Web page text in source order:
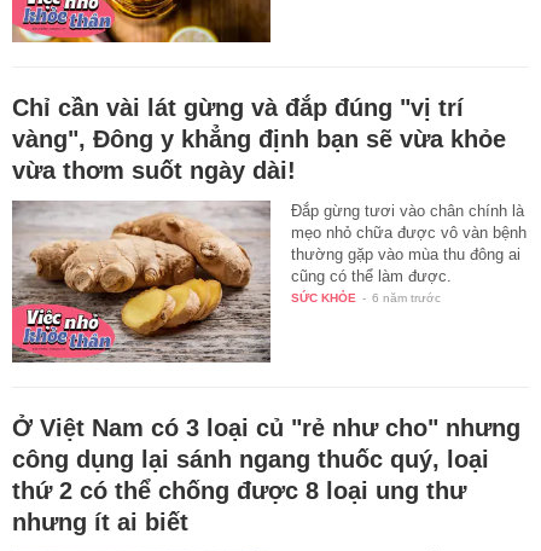
Chỉ cần vài lát gừng và đắp đúng "vị trí
vàng", Đông y khẳng định bạn sẽ vừa khỏe
vừa thơm suốt ngày dài!
Đắp gừng tươi vào chân chính là
mẹo nhỏ chữa được vô vàn bệnh
thường gặp vào mùa thu đông ai
cũng có thể làm được.
SỨC KHỎE - 6 năm trước
Ở Việt Nam có 3 loại củ "rẻ như cho" nhưng
công dụng lại sánh ngang thuốc quý, loại
thứ 2 có thể chống được 8 loại ung thư
nhưng ít ai biết